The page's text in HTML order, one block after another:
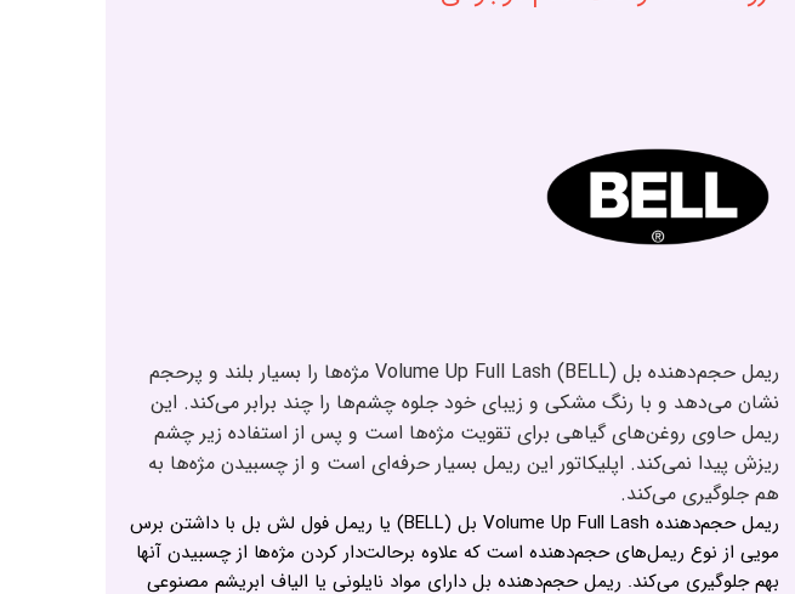
ریمل حجم‌دهنده بل Volume Up Full Lash (BELL) مژه‌ها را بسیار بلند و پرحجم
نشان می‌دهد و با رنگ مشکی و زیبای خود جلوه چشم‌ها را چند برابر می‌کند. این
ریمل حاوی روغن‌های گیاهی برای تقویت مژه‌ها است و پس از استفاده زیر چشم
ریزش پیدا نمی‌کند. اپلیکاتور این ریمل بسیار حرفه‌ای است و از چسبیدن مژه‌ها به
هم جلوگیری می‌کند.
ریمل حجم‌دهنده Volume Up Full Lash بل (BELL) یا ریمل فول لش بل با داشتن برس
مویی از نوع ریمل‌های حجم‌‌دهنده است که علاوه برحالت‌دار کردن مژه‌ها از چسبیدن آنها
بهم جلوگیری می‌کند. ریمل حجم‌دهنده بل دارای مواد نایلونی یا الیاف ابریشم مصنوعی